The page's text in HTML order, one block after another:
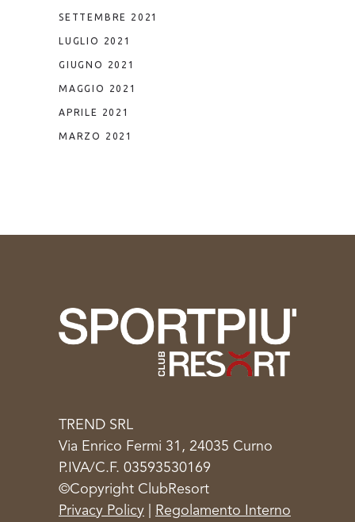
SETTEMBRE 2021
LUGLIO 2021
GIUGNO 2021
MAGGIO 2021
APRILE 2021
MARZO 2021
TREND SRL
Via Enrico Fermi 31, 24035 Curno
P.IVA/C.F. 03593530169
©Copyright ClubResort
Privacy Policy
Regolamento Interno